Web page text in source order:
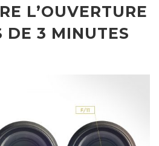
L’OUVERTURE
DE 3 MINUTES